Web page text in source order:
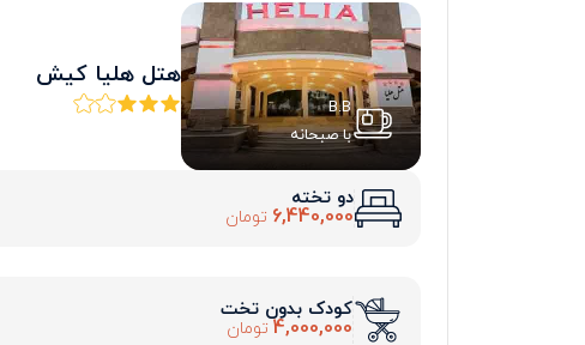
B.B
با صبحانه
هتل هلیا کیش
دو تخته
6,440,000 تومان
کودک بدون تخت
4,000,000 تومان